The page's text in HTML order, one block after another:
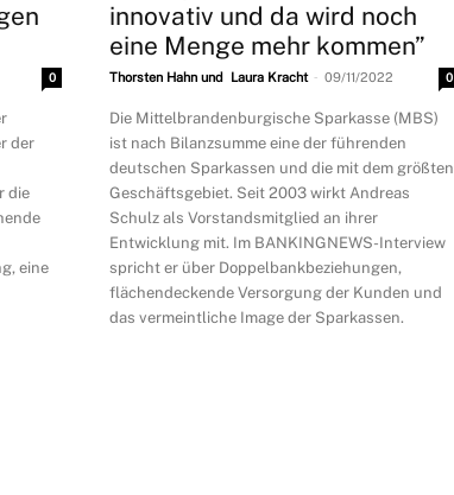
0
der
die
eine
innovativ und da wird noch
eine Menge mehr kommen”
Thorsten Hahn und Laura Kracht - 09/11/2022 0
Die Mittelbrandenburgische Sparkasse (MBS)
ist nach Bilanzsumme eine der führenden
deutschen Sparkassen und die mit dem größten
Geschäftsgebiet. Seit 2003 wirkt Andreas
Schulz als Vorstandsmitglied an ihrer
Entwicklung mit. Im BANKINGNEWS-Interview
spricht er über Doppelbankbeziehungen,
flächendeckende Versorgung der Kunden und
das vermeintliche Image der Sparkassen.